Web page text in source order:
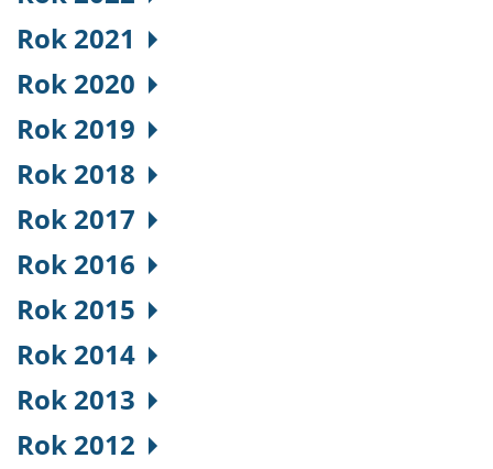
Rok 2021
Rok 2020
Rok 2019
Rok 2018
Rok 2017
Rok 2016
Rok 2015
Rok 2014
Rok 2013
Rok 2012